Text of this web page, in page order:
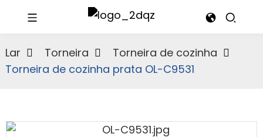
Lar Torneira
Torneira de cozinha
Torneira de cozinha prata OL-C9531